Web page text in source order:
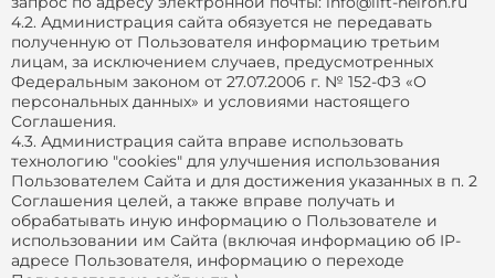
4.2. Администрация сайта обязуется не передавать
полученную от Пользователя информацию третьим
лицам, за исключением случаев, предусмотренных
Федеральным законом от 27.07.2006 г. № 152-ФЗ «О
персональных данных» и условиями настоящего
Соглашения.
4.3. Администрация сайта вправе использовать
технологию "cookies" для улучшения использования
Пользователем Сайта и для достижения указанных в п. 2
Соглашения целей, а также вправе получать и
обрабатывать иную информацию о Пользователе и
использовании им Сайта (включая информацию об IP-
адресе Пользователя, информацию о переходе